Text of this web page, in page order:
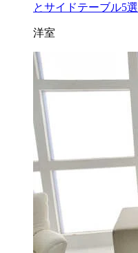
とサイドテーブル5選
洋室